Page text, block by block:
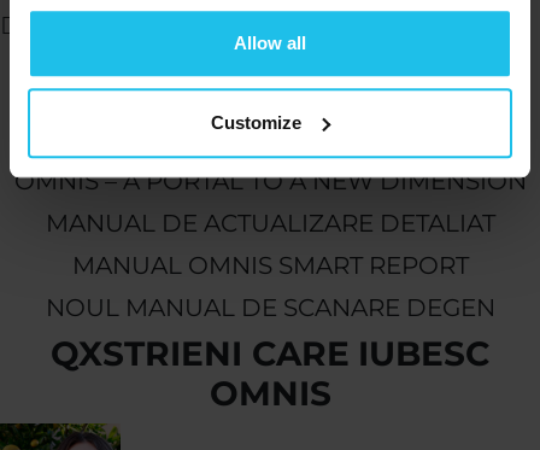
Allow all
Customize
Descărcați ghidul de inițiere OMNIS!
Bonuses!
Am pregătit câteva bunătăți suplimentare
OMNIS – A PORTAL TO A NEW DIMENSION
MANUAL DE ACTUALIZARE DETALIAT
MANUAL OMNIS SMART REPORT
NOUL MANUAL DE SCANARE DEGEN
QXSTRIENI CARE IUBESC
OMNIS